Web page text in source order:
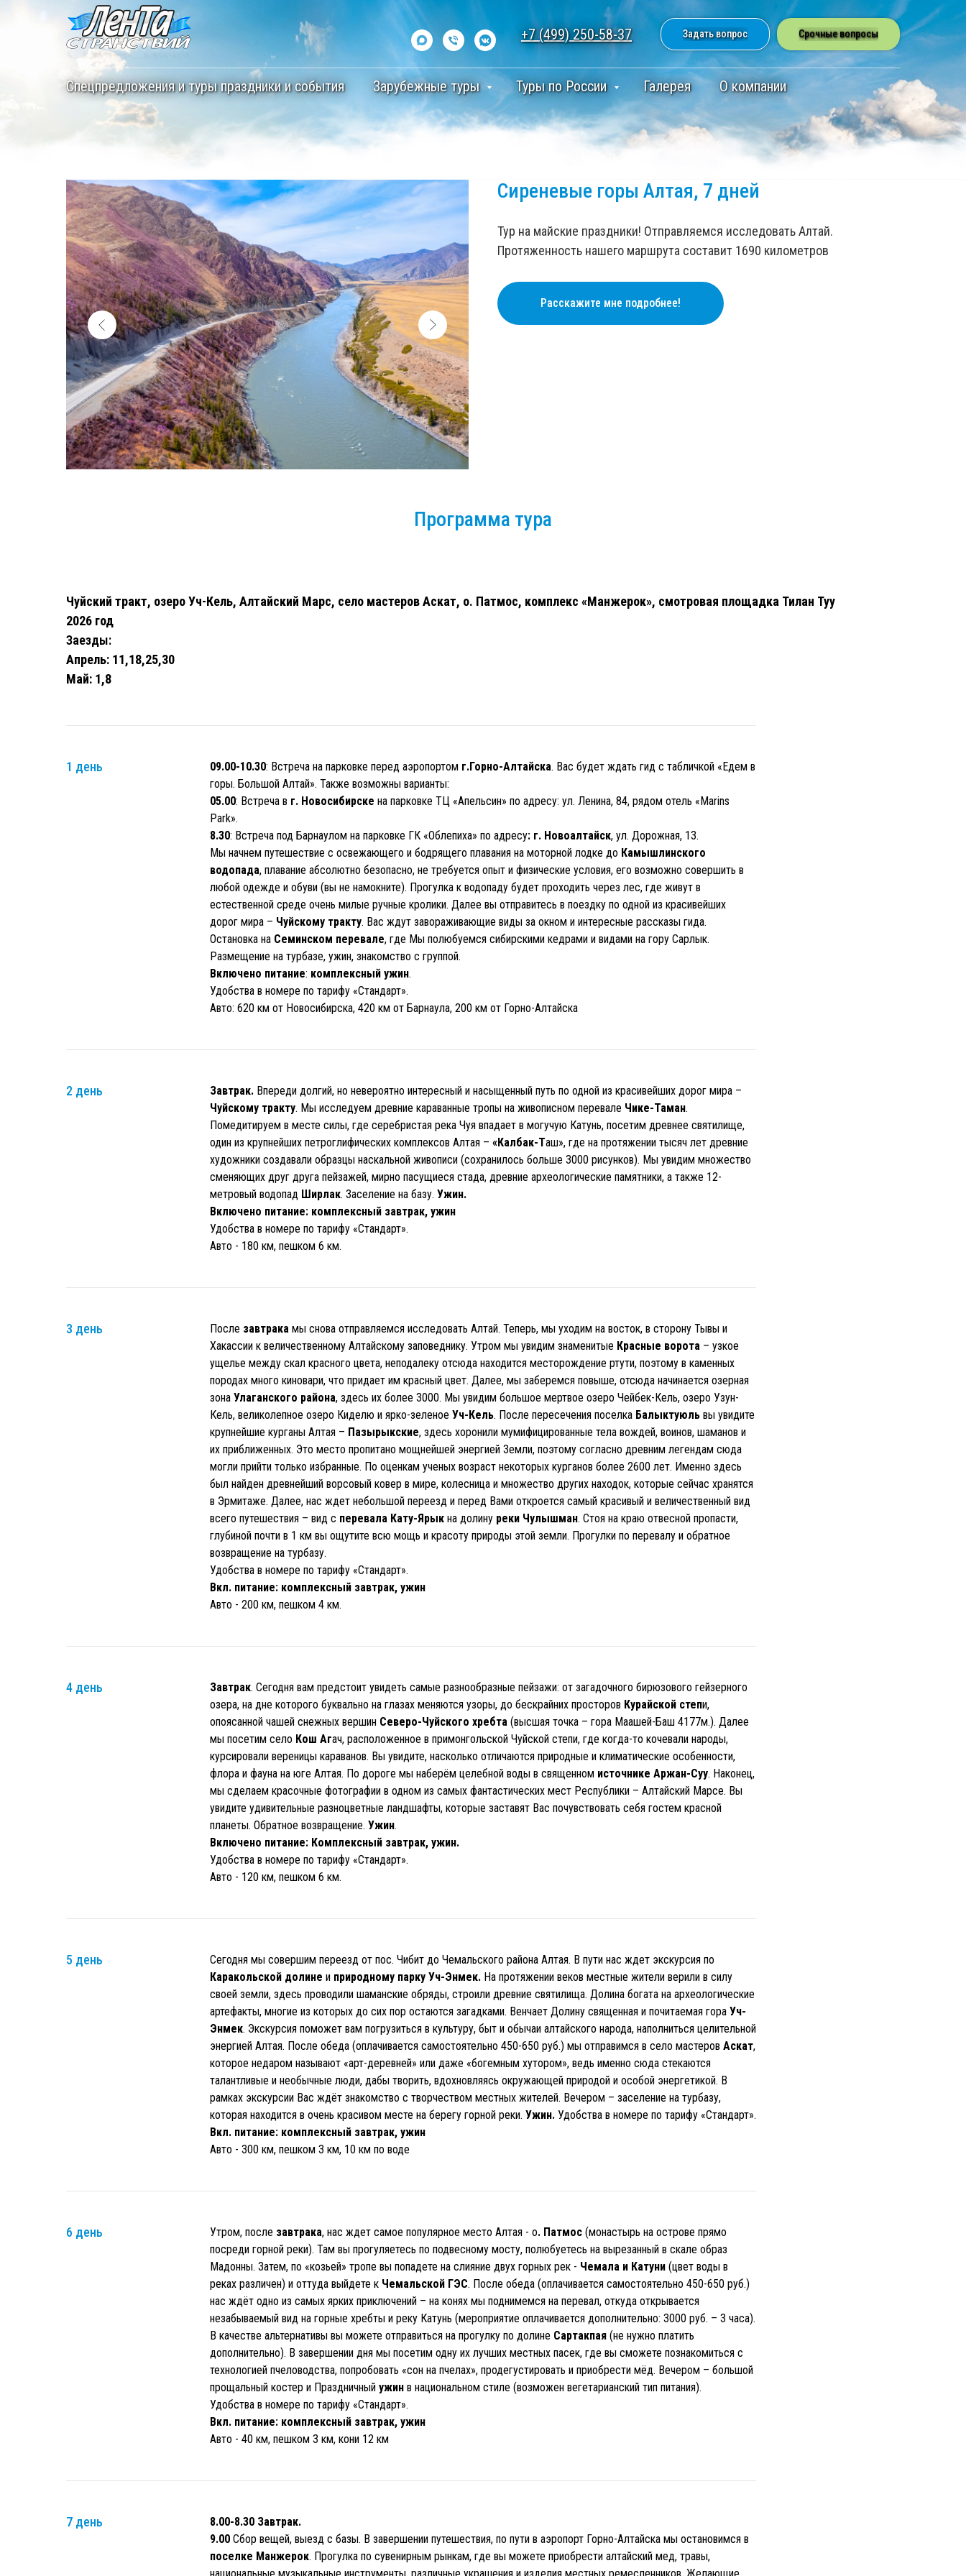
+7 (499) 250-58-37 Задать вопрос Cрочные вопросы
Спецпредложения и туры праздники и события Зарубежные туры Туры по России Галерея О компании
Сиреневые горы Алтая, 7 дней
Тур на майские праздники! Отправляемся исследовать Алтай.
Протяженность нашего маршрута составит 1690 километров
Расскажите мне подробнее!
Программа тура
Чуйский тракт, озеро Уч-Кель, Алтайский Марс, село мастеров Аскат, о. Патмос, комплекс «Манжерок», смотровая площадка Тилан Туу
2026 год
Заезды:
Апрель: 11,18,25,30
Май: 1,8
1 день 09.00-10.30: Встреча на парковке перед аэропортом г.Горно-Алтайска. Вас будет ждать гид с табличкой «Едем в
горы. Большой Алтай». Также возможны варианты:
05.00: Встреча в г. Новосибирске на парковке ТЦ «Апельсин» по адресу: ул. Ленина, 84, рядом отель «Marins
Park».
8.30: Встреча под Барнаулом на парковке ГК «Облепиха» по адресу: г. Новоалтайск, ул. Дорожная, 13.
Мы начнем путешествие с освежающего и бодрящего плавания на моторной лодке до Камышлинского
водопада, плавание абсолютно безопасно, не требуется опыт и физические условия, его возможно совершить в
любой одежде и обуви (вы не намокните). Прогулка к водопаду будет проходить через лес, где живут в
естественной среде очень милые ручные кролики. Далее вы отправитесь в поездку по одной из красивейших
дорог мира – Чуйскому тракту. Вас ждут завораживающие виды за окном и интересные рассказы гида.
Остановка на Семинском перевале, где Мы полюбуемся сибирскими кедрами и видами на гору Сарлык.
Размещение на турбазе, ужин, знакомство с группой.
Включено питание: комплексный ужин.
Удобства в номере по тарифу «Стандарт».
Авто: 620 км от Новосибирска, 420 км от Барнаула, 200 км от Горно-Алтайска
2 день Завтрак. Впереди долгий, но невероятно интересный и насыщенный путь по одной из красивейших дорог мира –
Чуйскому тракту. Мы исследуем древние караванные тропы на живописном перевале Чике-Таман.
Помедитируем в месте силы, где серебристая река Чуя впадает в могучую Катунь, посетим древнее святилище,
один из крупнейших петроглифических комплексов Алтая – «Калбак-Таш», где на протяжении тысяч лет древние
художники создавали образцы наскальной живописи (сохранилось больше 3000 рисунков). Мы увидим множество
сменяющих друг друга пейзажей, мирно пасущиеся стада, древние археологические памятники, а также 12-
метровый водопад Ширлак. Заселение на базу. Ужин.
Включено питание: комплексный завтрак, ужин
Удобства в номере по тарифу «Стандарт».
Авто - 180 км, пешком 6 км.
3 день После завтрака мы снова отправляемся исследовать Алтай. Теперь, мы уходим на восток, в сторону Тывы и
Хакассии к величественному Алтайскому заповеднику. Утром мы увидим знаменитые Красные ворота – узкое
ущелье между скал красного цвета, неподалеку отсюда находится месторождение ртути, поэтому в каменных
породах много киновари, что придает им красный цвет. Далее, мы заберемся повыше, отсюда начинается озерная
зона Улаганского района, здесь их более 3000. Мы увидим большое мертвое озеро Чейбек-Кель, озеро Узун-
Кель, великолепное озеро Киделю и ярко-зеленое Уч-Кель. После пересечения поселка Балыктуюль вы увидите
крупнейшие курганы Алтая – Пазырыкские, здесь хоронили мумифицированные тела вождей, воинов, шаманов и
их приближенных. Это место пропитано мощнейшей энергией Земли, поэтому согласно древним легендам сюда
могли прийти только избранные. По оценкам ученых возраст некоторых курганов более 2600 лет. Именно здесь
был найден древнейший ворсовый ковер в мире, колесница и множество других находок, которые сейчас хранятся
в Эрмитаже. Далее, нас ждет небольшой переезд и перед Вами откроется самый красивый и величественный вид
всего путешествия – вид с перевала Кату-Ярык на долину реки Чулышман. Стоя на краю отвесной пропасти,
глубиной почти в 1 км вы ощутите всю мощь и красоту природы этой земли. Прогулки по перевалу и обратное
возвращение на турбазу.
Удобства в номере по тарифу «Стандарт».
Вкл. питание: комплексный завтрак, ужин
Авто - 200 км, пешком 4 км.
4 день Завтрак. Сегодня вам предстоит увидеть самые разнообразные пейзажи: от загадочного бирюзового гейзерного
озера, на дне которого буквально на глазах меняются узоры, до бескрайних просторов Курайской степи,
опоясанной чашей снежных вершин Северо-Чуйского хребта (высшая точка – гора Маашей-Баш 4177м.). Далее
мы посетим село Кош Агач, расположенное в примонгольской Чуйской степи, где когда-то кочевали народы,
курсировали вереницы караванов. Вы увидите, насколько отличаются природные и климатические особенности,
флора и фауна на юге Алтая. По дороге мы наберём целебной воды в священном источнике Аржан-Суу. Наконец,
мы сделаем красочные фотографии в одном из самых фантастических мест Республики – Алтайский Марсе. Вы
увидите удивительные разноцветные ландшафты, которые заставят Вас почувствовать себя гостем красной
планеты. Обратное возвращение. Ужин.
Включено питание: Комплексный завтрак, ужин.
Удобства в номере по тарифу «Стандарт».
Авто - 120 км, пешком 6 км.
5 день
Сегодня мы совершим переезд от пос. Чибит до Чемальского района Алтая. В пути нас ждет экскурсия по
Каракольской долине и природному парку Уч-Энмек. На протяжении веков местные жители верили в силу
своей земли, здесь проводили шаманские обряды, строили древние святилища. Долина богата на археологические
артефакты, многие из которых до сих пор остаются загадками. Венчает Долину священная и почитаемая гора Уч-
Энмек. Экскурсия поможет вам погрузиться в культуру, быт и обычаи алтайского народа, наполниться целительной
энергией Алтая. После обеда (оплачивается самостоятельно 450-650 руб.) мы отправимся в село мастеров Аскат,
которое недаром называют «арт-деревней» или даже «богемным хутором», ведь именно сюда стекаются
талантливые и необычные люди, дабы творить, вдохновляясь окружающей природой и особой энергетикой. В
рамках экскурсии Вас ждёт знакомство с творчеством местных жителей. Вечером – заселение на турбазу,
которая находится в очень красивом месте на берегу горной реки. Ужин. Удобства в номере по тарифу «Стандарт».
Вкл. питание: комплексный завтрак, ужин
Авто - 300 км, пешком 3 км, 10 км по воде
6 день Утром, после завтрака, нас ждет самое популярное место Алтая - о. Патмос (монастырь на острове прямо
посреди горной реки). Там вы прогуляетесь по подвесному мосту, полюбуетесь на вырезанный в скале образ
Мадонны. Затем, по «козьей» тропе вы попадете на слияние двух горных рек - Чемала и Катуни (цвет воды в
реках различен) и оттуда выйдете к Чемальской ГЭС. После обеда (оплачивается самостоятельно 450-650 руб.)
нас ждёт одно из самых ярких приключений – на конях мы поднимемся на перевал, откуда открывается
незабываемый вид на горные хребты и реку Катунь (мероприятие оплачивается дополнительно: 3000 руб. – 3 часа).
В качестве альтернативы вы можете отправиться на прогулку по долине Сартакпая (не нужно платить
дополнительно). В завершении дня мы посетим одну их лучших местных пасек, где вы сможете познакомиться с
технологией пчеловодства, попробовать «сон на пчелах», продегустировать и приобрести мёд. Вечером – большой
прощальный костер и Праздничный ужин в национальном стиле (возможен вегетарианский тип питания).
Удобства в номере по тарифу «Стандарт».
Вкл. питание: комплексный завтрак, ужин
Авто - 40 км, пешком 3 км, кони 12 км
7 день
8.00-8.30 Завтрак.
9.00 Сбор вещей, выезд с базы. В завершении путешествия, по пути в аэропорт Горно-Алтайска мы остановимся в
поселке Манжерок. Прогулка по сувенирным рынкам, где вы можете приобрести алтайский мед, травы,